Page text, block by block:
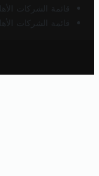
قائمة الشركات
قائمة الشركات